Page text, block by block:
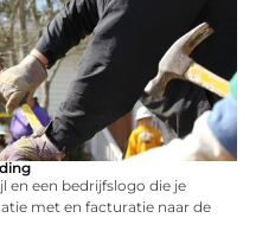
en een bedrijfslogo die je
met en facturatie naar de